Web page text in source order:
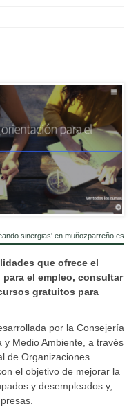
sinergias' en muñozparreño.es
que ofrece el
el empleo, consultar
gratuitos para
por la Consejería
y Medio Ambiente, a través
de Organizaciones
el objetivo de mejorar la
y desempleados y,